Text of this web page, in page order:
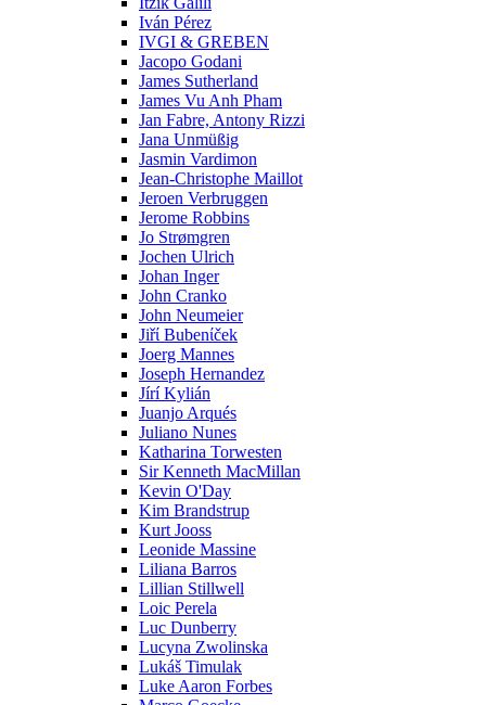
Iván Pérez
IVGI & GREBEN
Jacopo Godani
James Sutherland
James Vu Anh Pham
Jan Fabre, Antony Rizzi
Jana Unmüßig
Jasmin Vardimon
Jean-Christophe Maillot
Jeroen Verbruggen
Jerome Robbins
Jo Strømgren
Jochen Ulrich
Johan Inger
John Cranko
John Neumeier
Jiřί Bubenίček
Joerg Mannes
Joseph Hernandez
Jírí Kylián
Juanjo Arqués
Juliano Nunes
Katharina Torwesten
Sir Kenneth MacMillan
Kevin O'Day
Kim Brandstrup
Kurt Jooss
Leonide Massine
Liliana Barros
Lillian Stillwell
Loic Perela
Luc Dunberry
Lucyna Zwolinska
Lukáš Timulak
Luke Aaron Forbes